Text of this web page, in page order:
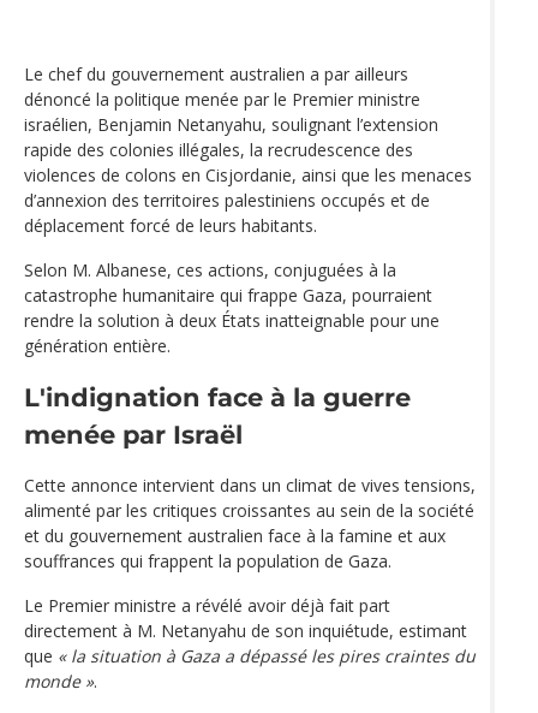
Le chef du gouvernement australien a par ailleurs
dénoncé la politique menée par le Premier ministre
israélien, Benjamin Netanyahu, soulignant l’extension
rapide des colonies illégales, la recrudescence des
violences de colons en Cisjordanie, ainsi que les menaces
d’annexion des territoires palestiniens occupés et de
déplacement forcé de leurs habitants.
Selon M. Albanese, ces actions, conjuguées à la
catastrophe humanitaire qui frappe Gaza, pourraient
rendre la solution à deux États inatteignable pour une
génération entière.
L'indignation face à la guerre
menée par Israël
Cette annonce intervient dans un climat de vives tensions,
alimenté par les critiques croissantes au sein de la société
et du gouvernement australien face à la famine et aux
souffrances qui frappent la population de Gaza.
Le Premier ministre a révélé avoir déjà fait part
directement à M. Netanyahu de son inquiétude, estimant
que « la situation à Gaza a dépassé les pires craintes du
monde ».